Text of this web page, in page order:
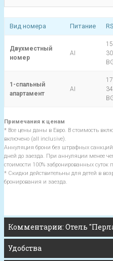
Вид номера Питание RS
Двухместный
номер
AI
1-спальный
апартамент
AI
Примечания к ценам
* Все цены даны в Евро. В стоимость
включено (all inclusive).
Аннуляция брони без штрафных
дней до заезда. При аннуляции менее
стоимости 100% забронированных суток
* Скидки действительны для детей в
бронирования и заезда.
Комментарии: Отель
Удобства